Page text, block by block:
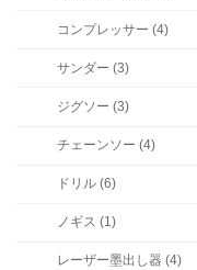
コンプレッサー (4)
サンダー (3)
ジグソー (3)
チェーンソー (4)
ドリル (6)
ノギス (1)
レーザー墨出し器 (4)